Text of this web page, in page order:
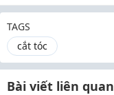
TAGS
cắt tóc
Bài viết liên quan